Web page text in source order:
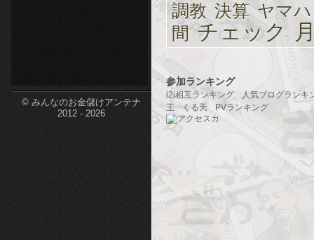
© みんなのお金儲けアンテナ
2012 - 2026
調教 決算 ヤマハ
間 チェック
参加ランキング
i2i相互ランキング
人気ブログランキ
王
くる天 PVランキング